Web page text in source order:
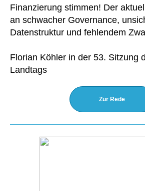
Finanzierung stimmen! Der
an schwacher Governance,
Datenstruktur und fehlendem
Florian Köhler in der 53. Sitzung
Landtags
Zur Rede